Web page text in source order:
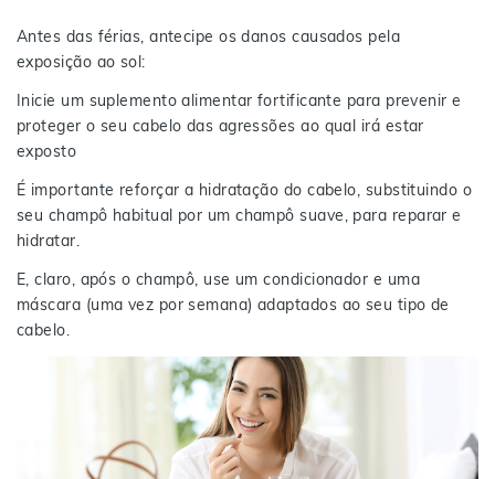
Antes das férias, antecipe os danos causados pela
exposição ao sol:
Inicie um suplemento alimentar fortificante para prevenir e
proteger o seu cabelo das agressões ao qual irá estar
exposto
É importante reforçar a hidratação do cabelo, substituindo o
seu champô habitual por um champô suave, para reparar e
hidratar.
E, claro, após o champô, use um condicionador e uma
máscara (uma vez por semana) adaptados ao seu tipo de
cabelo.